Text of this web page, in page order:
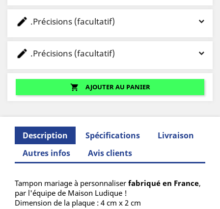
.Précisions (facultatif)
.Précisions (facultatif)
shopping_cart AJOUTER AU PANIER
Description Spécifications
Livraison
Autres infos
Avis clients
Tampon mariage à personnaliser fabriqué en France,
par l'équipe de Maison Ludique !
Dimension de la plaque : 4 cm x 2 cm